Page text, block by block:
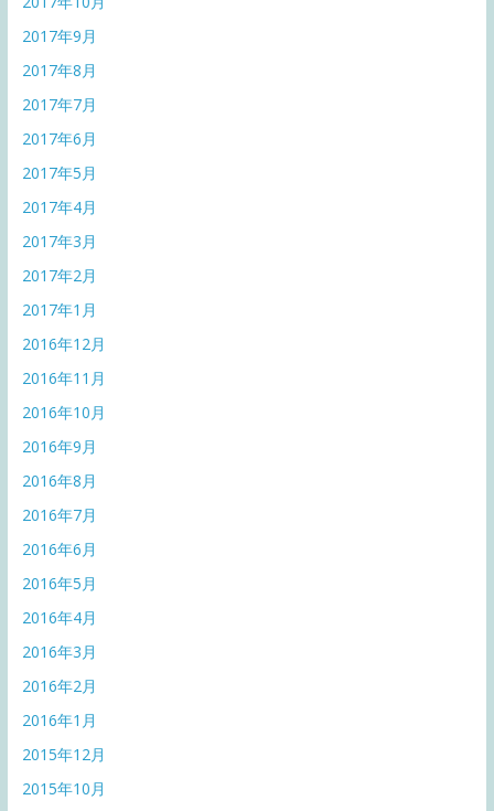
2017年9月
2017年8月
2017年7月
2017年6月
2017年5月
2017年4月
2017年3月
2017年2月
2017年1月
2016年12月
2016年11月
2016年10月
2016年9月
2016年8月
2016年7月
2016年6月
2016年5月
2016年4月
2016年3月
2016年2月
2016年1月
2015年12月
2015年10月